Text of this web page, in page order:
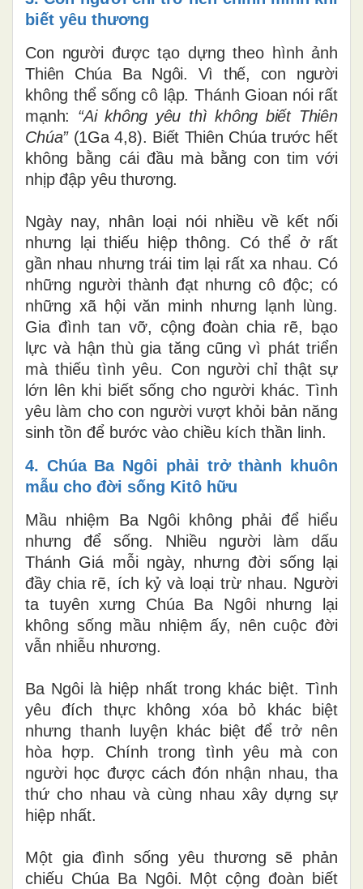
biết yêu thương
Con người được tạo dựng theo hình ảnh
Thiên Chúa Ba Ngôi. Vì thế, con người
không thể sống cô lập. Thánh Gioan nói rất
mạnh: “Ai không yêu thì không biết Thiên
Chúa”(1Ga 4,8). Biết Thiên Chúa trước hết
không bằng cái đầu mà bằng con tim với
nhịp đập yêu thương.
Ngày nay, nhân loại nói nhiều về kết nối
nhưng lại thiếu hiệp thông. Có thể ở rất
gần nhau nhưng trái tim lại rất xa nhau. Có
những người thành đạt nhưng cô độc; có
những xã hội văn minh nhưng lạnh lùng.
Gia đình tan vỡ, cộng đoàn chia rẽ, bạo
lực và hận thù gia tăng cũng vì phát triển
mà thiếu tình yêu. Con người chỉ thật sự
lớn lên khi biết sống cho người khác. Tình
yêu làm cho con người vượt khỏi bản năng
sinh tồn để bước vào chiều kích thần linh.
4. Chúa Ba Ngôi phải trở thành khuôn
mẫu cho đời sống Kitô hữu
Mầu nhiệm Ba Ngôi không phải để hiểu
nhưng để sống. Nhiều người làm dấu
Thánh Giá mỗi ngày, nhưng đời sống lại
đầy chia rẽ, ích kỷ và loại trừ nhau. Người
ta tuyên xưng Chúa Ba Ngôi nhưng lại
không sống mầu nhiệm ấy, nên cuộc đời
vẫn nhiễu nhương.
Ba Ngôi là hiệp nhất trong khác biệt. Tình
yêu đích thực không xóa bỏ khác biệt
nhưng thanh luyện khác biệt để trở nên
hòa hợp. Chính trong tình yêu mà con
người học được cách đón nhận nhau, tha
thứ cho nhau và cùng nhau xây dựng sự
hiệp nhất.
Một gia đình sống yêu thương sẽ phản
chiếu Chúa Ba Ngôi. Một cộng đoàn biết